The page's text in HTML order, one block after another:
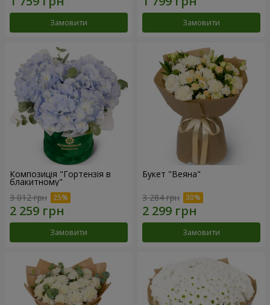
Замовити Замовити
Композиція "Гортензія в
блакитному"
3 012 грн
Замовити
Букет "Веяна"
3 284 грн
Замовити